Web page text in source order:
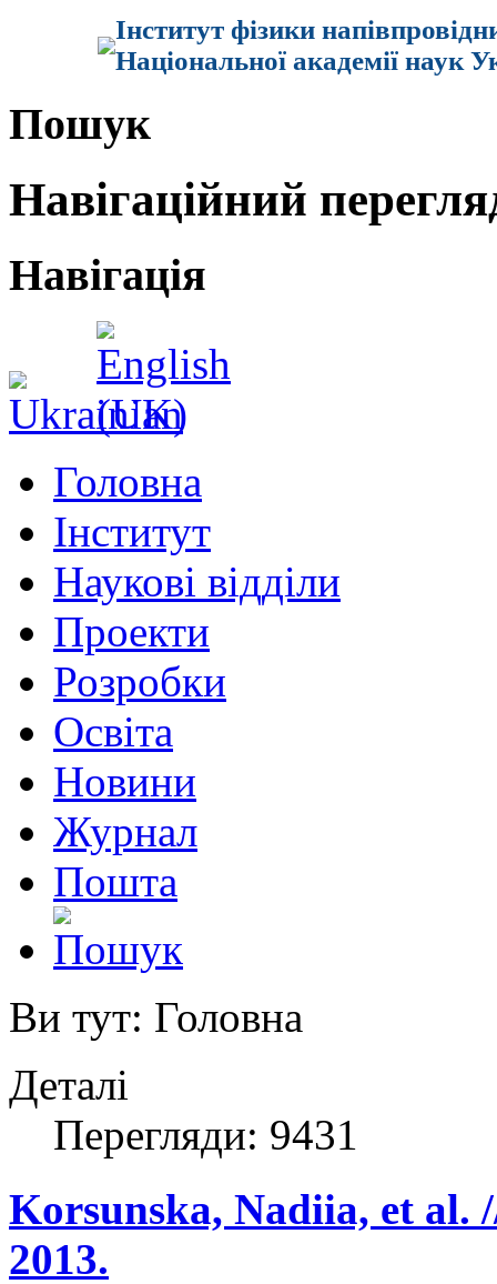
Інститут фізики
Національної академії наук
Пошук
Навігаційний
Навігація
Головна
Інститут
Наукові відділи
Проекти
Розробки
Освіта
Новини
Журнал
Пошта
Ви тут: Головна
Деталі
Перегляди: 9431
Korsunska, Nadiia, et al.
2013.